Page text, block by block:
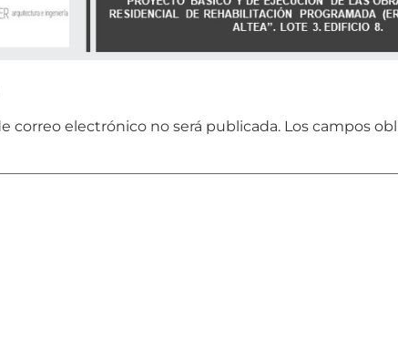
correo electrónico no será publicada. Los campos